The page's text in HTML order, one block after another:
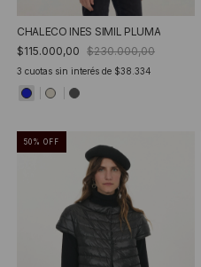
CHALECO INES SIMIL PLUMA
$115.000,00 $230.000,00
3 cuotas sin interés de $38.334
50 % OFF